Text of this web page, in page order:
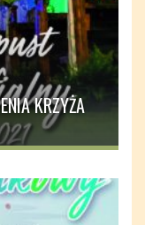
KRZYŻA